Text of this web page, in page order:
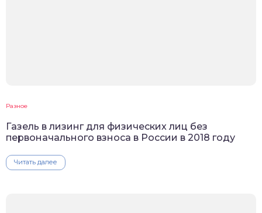
Разное
Газель в лизинг для физических лиц без
первоначального взноса в России в 2018 году
Читать далее